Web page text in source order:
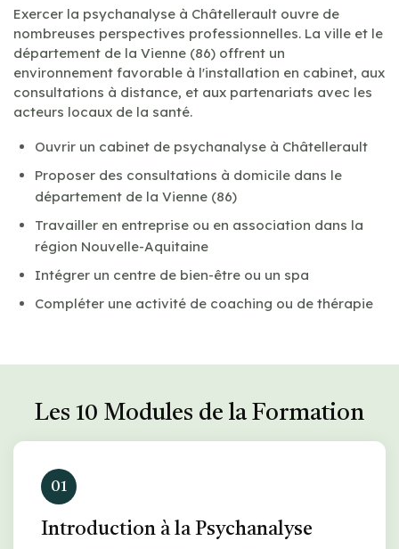
Exercer la psychanalyse à Châtellerault ouvre de
nombreuses perspectives professionnelles. La ville et le
département de la Vienne (86) offrent un
environnement favorable à l'installation en cabinet, aux
consultations à distance, et aux partenariats avec les
acteurs locaux de la santé.
Ouvrir un cabinet de psychanalyse à Châtellerault
Proposer des consultations à domicile dans le
département de la Vienne (86)
Travailler en entreprise ou en association dans la
région Nouvelle-Aquitaine
Intégrer un centre de bien-être ou un spa
Compléter une activité de coaching ou de thérapie
Les 10 Modules de la Formation
01
Introduction à la Psychanalyse